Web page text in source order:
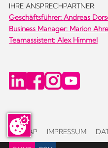
IHRE ANSPRECHPARTNER:
Geschäftsführer: Andreas
Business Manager: Marion
Teamassistent: Alex Himmel
SITEMAP IMPRESSUM